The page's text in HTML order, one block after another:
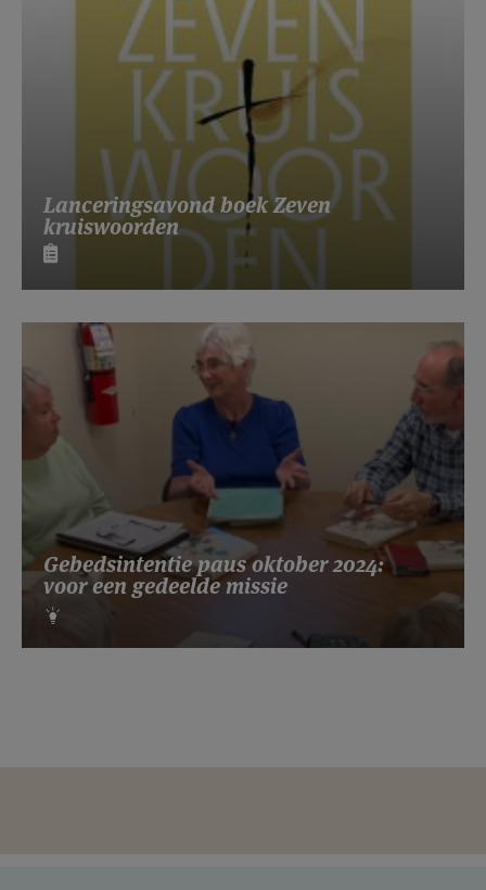
Lanceringsavond boek Zeven
kruiswoorden
Gebedsintentie paus oktober 2024:
voor een gedeelde missie